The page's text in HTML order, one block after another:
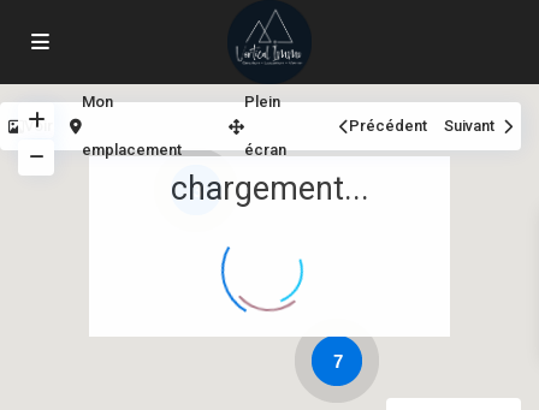
7
3
chargement...
Voir
Mon
emplacement
Plein
écran
Précédent Suivant